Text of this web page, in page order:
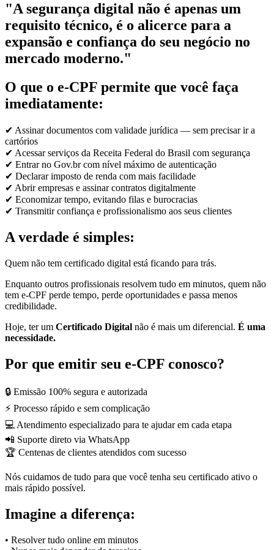
"A segurança digital não é apenas um
requisito técnico, é o alicerce para a
expansão e confiança do seu negócio no
mercado moderno."
O que o e-CPF permite que você faça
imediatamente:
✔ Assinar documentos com validade jurídica — sem precisar ir a
cartórios
✔ Acessar serviços da Receita Federal do Brasil com segurança
✔ Entrar no Gov.br com nível máximo de autenticação
✔ Declarar imposto de renda com mais facilidade
✔ Abrir empresas e assinar contratos digitalmente
✔ Economizar tempo, evitando filas e burocracias
✔ Transmitir confiança e profissionalismo aos seus clientes
A verdade é simples:
Quem não tem certificado digital está ficando para trás.
Enquanto outros profissionais resolvem tudo em minutos, quem não
tem e-CPF perde tempo, perde oportunidades e passa menos
credibilidade.
Hoje, ter um Certificado Digital não é mais um diferencial. É uma
necessidade.
Por que emitir seu e-CPF conosco?
🔒 Emissão 100% segura e autorizada
⚡ Processo rápido e sem complicação
💻 Atendimento especializado para te ajudar em cada etapa
📲 Suporte direto via WhatsApp
🏆 Centenas de clientes atendidos com sucesso
Nós cuidamos de tudo para que você tenha seu certificado ativo o
mais rápido possível.
Imagine a diferença:
• Resolver tudo online em minutos